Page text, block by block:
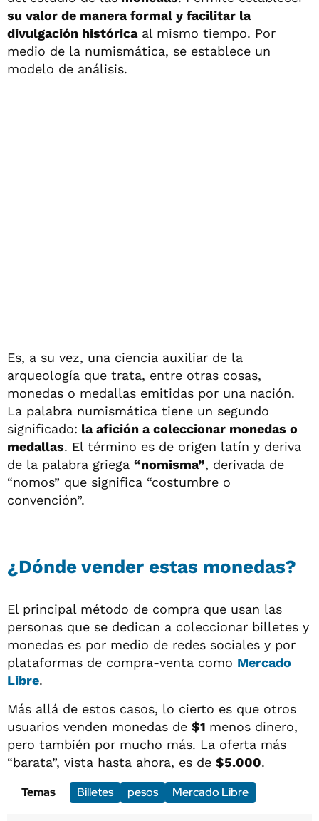
su valor de manera formal y facilitar la
divulgación históricaal mismo tiempo. Por
medio de la numismática, se establece un
modelo de análisis.
Es, a su vez, una ciencia auxiliar de la
arqueología que trata, entre otras cosas,
monedas o medallas emitidas por una nación.
La palabra numismática tiene un segundo
significado: la afición a coleccionar monedas o
medallas. El término es de origen latín y deriva
de la palabra griega “nomisma”, derivada de
“nomos” que significa “costumbre o
convención”.
¿Dónde vender estas monedas?
El principal método de compra que usan las
personas que se dedican a coleccionar billetes y
monedas es por medio de redes sociales y por
plataformas de compra-venta como Mercado
Libre.
Más allá de estos casos, lo cierto es que otros
usuarios venden monedas de $1 menos dinero,
pero también por mucho más. La oferta más
“barata”, vista hasta ahora, es de $5.000.
Temas
Billetes pesos Mercado Libre